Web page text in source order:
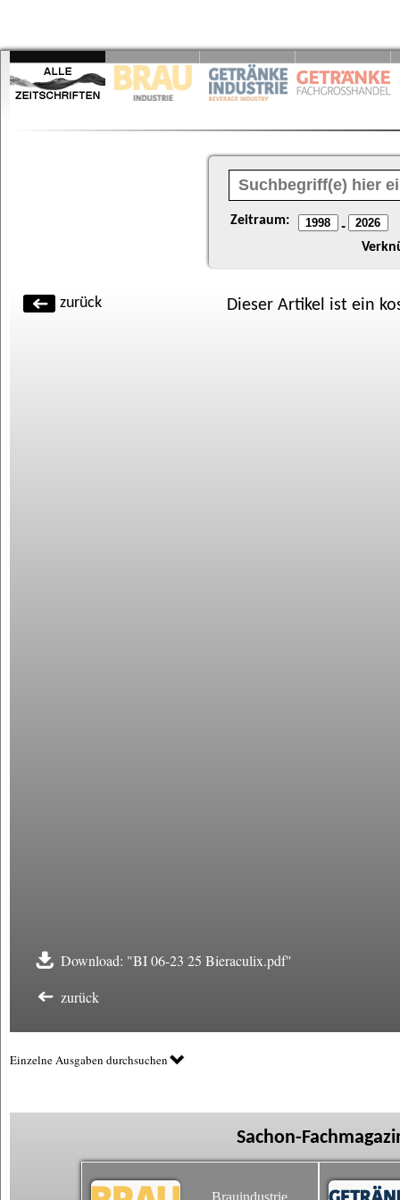
Zeitraum: -
zurück Dieser Artikel ist ein
Download: "BI 06-23 25 Bieraculix.pdf"
zurück
Einzelne Ausgaben durchsuchen
Sachon-
Brauindustrie